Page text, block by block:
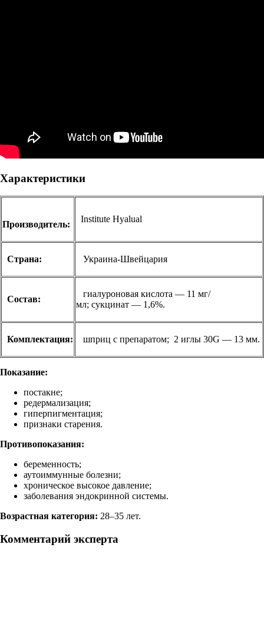
Характеристики
Производитель:
Institute Hyalual
Страна: Украина-Швейцария
Состав:
гиалуроновая кислота — 11 мг/
мл; сукцинат — 1,6%.
Комплектация: шприц с препаратом; 2 иглы 30G — 13 мм.
Показание:
постакне;
редермализация;
гиперпигментация;
признаки старения.
Противопоказания:
беременность;
аутоиммунные болезни;
хроническое высокое давление;
заболевания эндокринной системы.
Возрастная категория: 28–35 лет.
Комментарий эксперта